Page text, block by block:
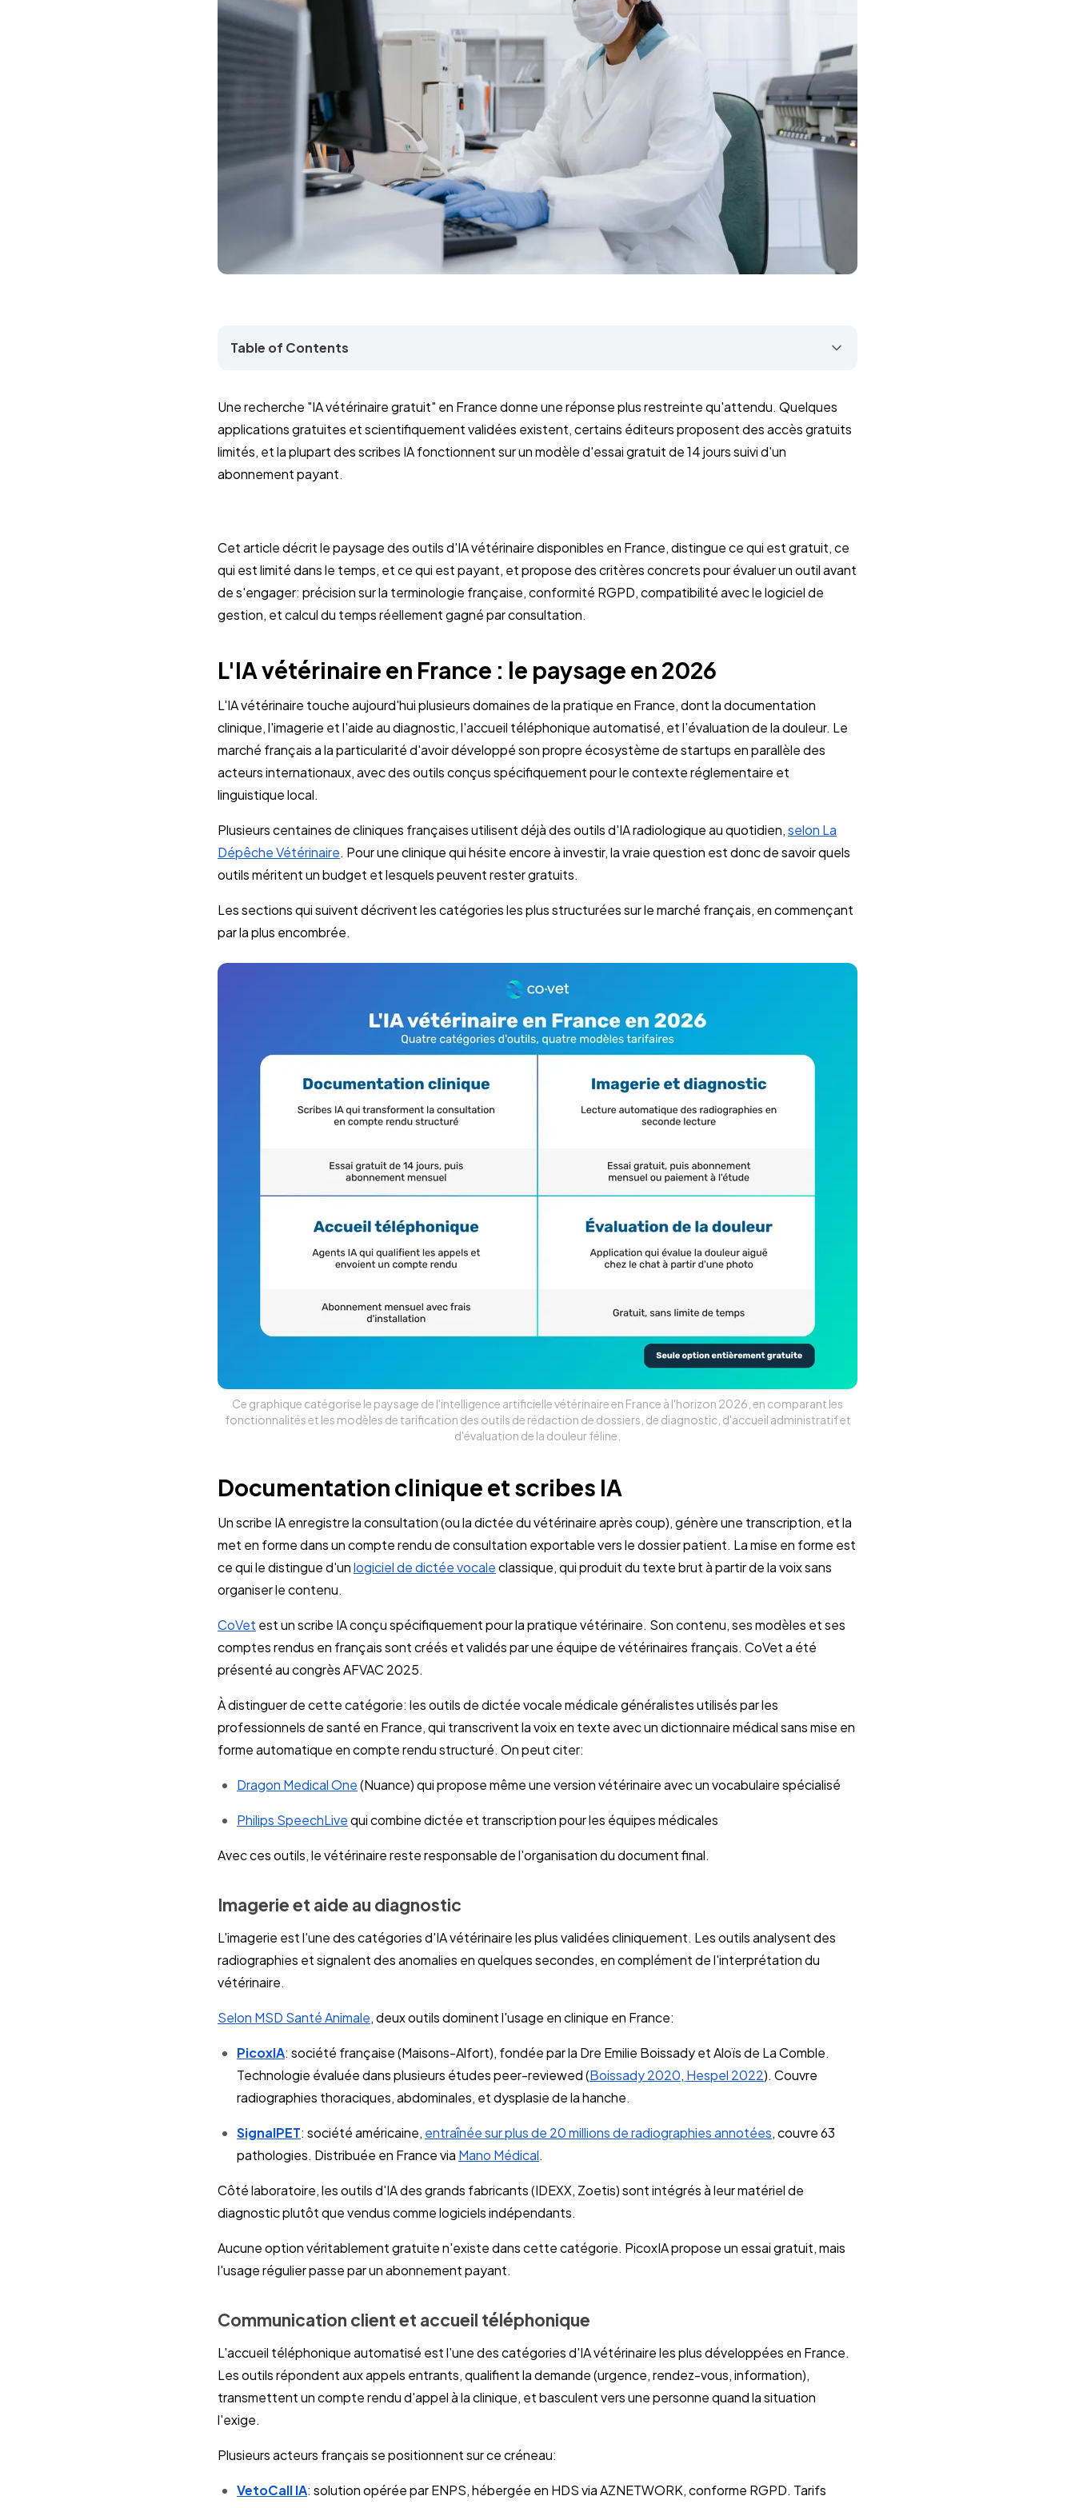
Table of Contents
Une recherche "IA vétérinaire gratuit" en France donne une réponse plus restreinte qu'attendu. Quelques
applications gratuites et scientifiquement validées existent, certains éditeurs proposent des accès gratuits
limités, et la plupart des scribes IA fonctionnent sur un modèle d'essai gratuit de 14 jours suivi d'un
abonnement payant.
Cet article décrit le paysage des outils d'IA vétérinaire disponibles en France, distingue ce qui est gratuit, ce
qui est limité dans le temps, et ce qui est payant, et propose des critères concrets pour évaluer un outil avant
de s'engager: précision sur la terminologie française, conformité RGPD, compatibilité avec le logiciel de
gestion, et calcul du temps réellement gagné par consultation.
L'IA vétérinaire en France : le paysage en 2026
L'IA vétérinaire touche aujourd'hui plusieurs domaines de la pratique en France, dont la documentation
clinique, l'imagerie et l'aide au diagnostic, l'accueil téléphonique automatisé, et l'évaluation de la douleur. Le
marché français a la particularité d'avoir développé son propre écosystème de startups en parallèle des
acteurs internationaux, avec des outils conçus spécifiquement pour le contexte réglementaire et
linguistique local.
Plusieurs centaines de cliniques françaises utilisent déjà des outils d'IA radiologique au quotidien,selon La
Dépêche Vétérinaire. Pour une clinique qui hésite encore à investir, la vraie question est donc de savoir quels
outils méritent un budget et lesquels peuvent rester gratuits.
Les sections qui suivent décrivent les catégories les plus structurées sur le marché français, en commençant
par la plus encombrée.
Ce graphique catégorise le paysage de l'intelligence artificielle vétérinaire en France à l'horizon 2026, en comparant les
fonctionnalités et les modèles de tarification des outils de rédaction de dossiers, de diagnostic, d'accueil administratif et
d'évaluation de la douleur féline.
Documentation clinique et scribes IA
Un scribe IA enregistre la consultation (ou la dictée du vétérinaire après coup), génère une transcription, et la
met en forme dans un compte rendu de consultation exportable vers le dossier patient. La mise en forme est
ce qui le distingue d'unlogiciel de dictée vocaleclassique, qui produit du texte brut à partir de la voix sans
organiser le contenu.
CoVet est un scribe IA conçu spécifiquement pour la pratique vétérinaire. Son contenu, ses modèles et ses
comptes rendus en français sont créés et validés par une équipe de vétérinaires français. CoVet a été
présenté au congrès AFVAC 2025.
À distinguer de cette catégorie: les outils de dictée vocale médicale généralistes utilisés par les
professionnels de santé en France, qui transcrivent la voix en texte avec un dictionnaire médical sans mise en
forme automatique en compte rendu structuré. On peut citer:
Dragon Medical One(Nuance) qui propose même une version vétérinaire avec un vocabulaire spécialisé
Philips SpeechLivequi combine dictée et transcription pour les équipes médicales
Avec ces outils, le vétérinaire reste responsable de l'organisation du document final.
Imagerie et aide au diagnostic
L'imagerie est l'une des catégories d'IA vétérinaire les plus validées cliniquement. Les outils analysent des
radiographies et signalent des anomalies en quelques secondes, en complément de l'interprétation du
vétérinaire.
Selon MSD Santé Animale, deux outils dominent l'usage en clinique en France:
PicoxIA: société française (Maisons-Alfort), fondée par la Dre Emilie Boissady et Aloïs de La Comble.
Technologie évaluée dans plusieurs études peer-reviewed (Boissady 2020, Hespel 2022). Couvre
radiographies thoraciques, abdominales, et dysplasie de la hanche.
SignalPET: société américaine, entraînée sur plus de 20 millions de radiographies annotées, couvre 63
pathologies. Distribuée en France via Mano Médical.
Côté laboratoire, les outils d'IA des grands fabricants (IDEXX, Zoetis) sont intégrés à leur matériel de
diagnostic plutôt que vendus comme logiciels indépendants.
Aucune option véritablement gratuite n'existe dans cette catégorie. PicoxIA propose un essai gratuit, mais
l'usage régulier passe par un abonnement payant.
Communication client et accueil téléphonique
L'accueil téléphonique automatisé est l'une des catégories d'IA vétérinaire les plus développées en France.
Les outils répondent aux appels entrants, qualifient la demande (urgence, rendez-vous, information),
transmettent un compte rendu d'appel à la clinique, et basculent vers une personne quand la situation
l'exige.
Plusieurs acteurs français se positionnent sur ce créneau:
VetoCall IA: solution opérée par ENPS, hébergée en HDS via AZNETWORK, conforme RGPD. Tarifs